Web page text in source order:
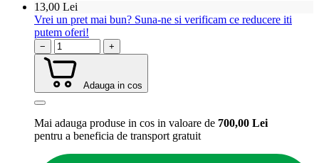
13,00 Lei
Vrei un pret mai bun? Suna-ne si verificam ce reducere iti
putem oferi!
− +
Adauga in cos
Mai adauga produse in cos in valoare de 700,00 Lei
pentru a beneficia de transport gratuit